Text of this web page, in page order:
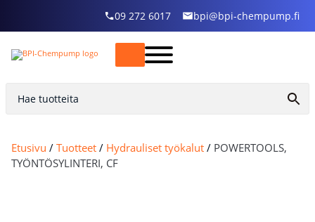
09 272 6017 bpi@bpi-chempump.fi
Etusivu / Tuotteet / Hydrauliset työkalut / POWERTOOLS,
TYÖNTÖSYLINTERI, CF